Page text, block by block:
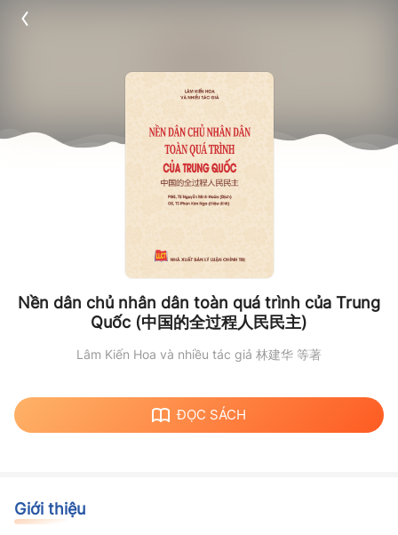
Nền dân chủ nhân dân toàn quá trình của Trung
Quốc (中国的全过程人民民主)
Lâm Kiến Hoa và nhiều tác giả 林建华 等著
ĐỌC SÁCH
Giới thiệu